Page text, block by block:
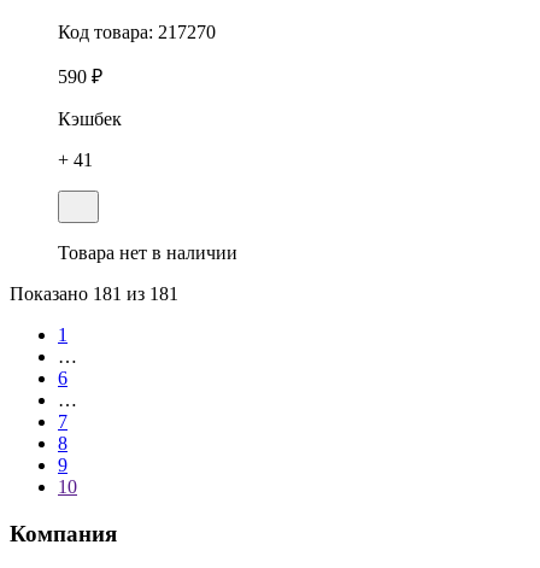
Код товара: 217270
590 ₽
Кэшбек
+ 41
Товара нет в наличии
Показано 181 из 181
1
…
6
…
7
8
9
10
Компания